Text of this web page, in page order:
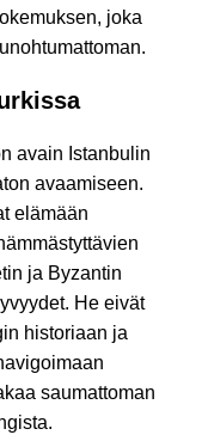
joka
avain Istanbulin
avaamiseen.
elämään
ja Byzantin
He eivät
historiaan ja
saumattoman